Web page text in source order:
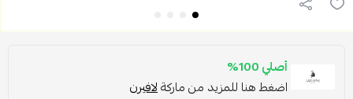
أصلي 100%
اضغط هنا للمزيد من ماركةلافيرن